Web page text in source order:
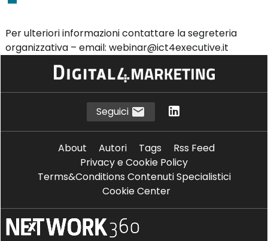
Per ulteriori informazioni contattare la segreteria
organizzativa – email:webinar@ict4executive.it
Seguici
About Autori Tags
Rss Feed
Privacy e Cookie Policy
Terms&Conditions Contenuti Specialistici
Cookie Center